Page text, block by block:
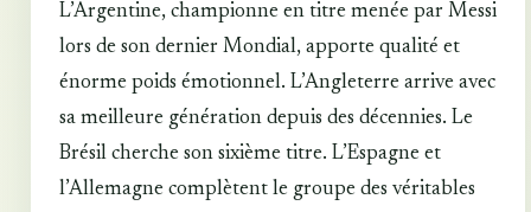
L’Argentine, championne en titre menée par Messi
lors de son dernier Mondial, apporte qualité et
énorme poids émotionnel. L’Angleterre arrive avec
sa meilleure génération depuis des décennies. Le
Brésil cherche son sixième titre. L’Espagne et
l’Allemagne complètent le groupe des véritables